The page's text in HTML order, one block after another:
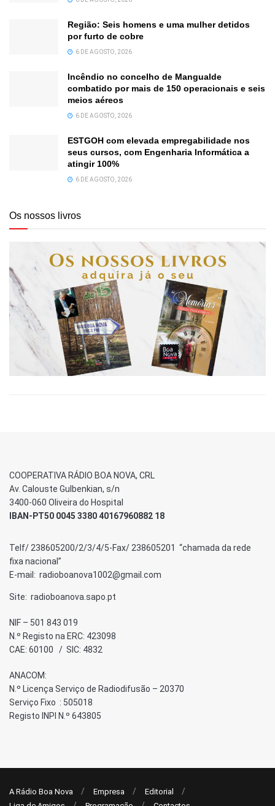
Região: Seis homens e uma mulher detidos
por furto de cobre
6 DE AGOSTO, 2026
Incêndio no concelho de Mangualde
combatido por mais de 150 operacionais e seis
meios aéreos
6 DE AGOSTO, 2026
ESTGOH com elevada empregabilidade nos
seus cursos, com Engenharia Informática a
atingir 100%
6 DE AGOSTO, 2026
Os nossos livros
COOPERATIVA RÁDIO BOA NOVA, CRL
Av. Calouste Gulbenkian, s/n
3400-060 Oliveira do Hospital
IBAN-PT50 0045 3380 40167960882 18
Telf/ 238605200/2/3/4/5-Fax/ 238605201 “chamada da rede
fixa nacional”
E-mail: radioboanova1002@gmail.com
Site: radioboanova.sapo.pt
NIF – 501 843 019
N.º Registo na ERC: 423098
CAE: 60100 / SIC: 4832
ANACOM:
N.º Licença Serviço de Radiodifusão – 20370
Serviço Fixo : 505018
Registo INPI N.º 643805
A Rádio Boa Nova Empresa
Editorial